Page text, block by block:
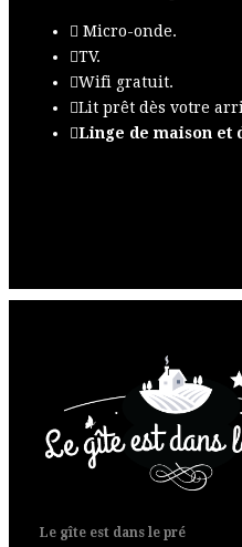
Micro-onde.
TV.
Wifi gratuit.
Lit prêt dès votre
Linge de maison et
Le gîte est dans le pré